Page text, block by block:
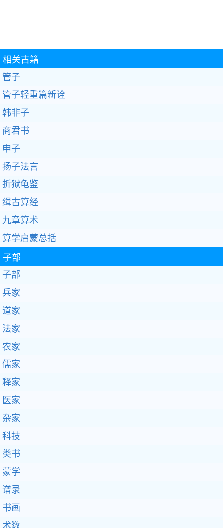
相关古籍
管子
管子轻重篇新诠
韩非子
商君书
申子
扬子法言
折狱龟鉴
缉古算经
九章算术
算学启蒙总括
子部
子部
兵家
道家
法家
农家
儒家
释家
医家
杂家
科技
类书
蒙学
谱录
书画
术数